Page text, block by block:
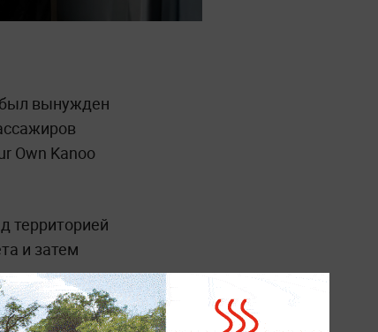
вынужден
Own Kanoo
территорией
и затем
2L, а затем